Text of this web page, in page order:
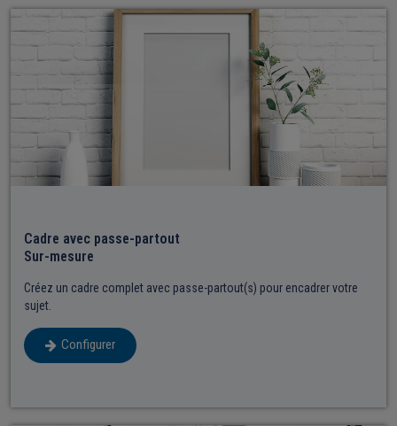
Cadre avec passe-partout
Sur-mesure
Créez un cadre complet avec passe-partout(s) pour encadrer votre
sujet.
Configurer